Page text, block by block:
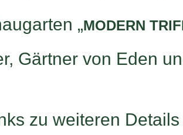
„MODERN
Gärtner von Eden
zu weiteren